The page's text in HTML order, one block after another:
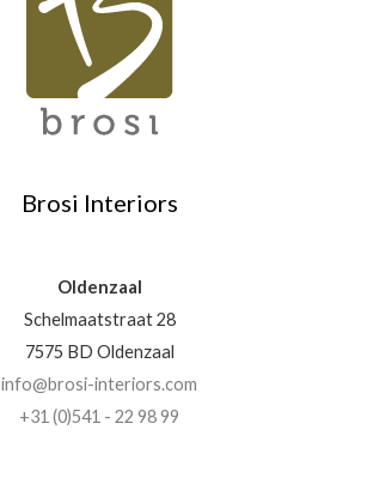
Brosi Interiors
Oldenzaal
Schelmaatstraat 28
7575 BD Oldenzaal
info@brosi-interiors.com
+31 (0)541 - 22 98 99